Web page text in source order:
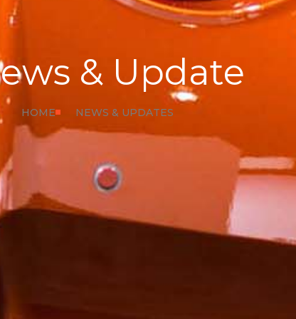
& Update
HOME NEWS & UPDATES